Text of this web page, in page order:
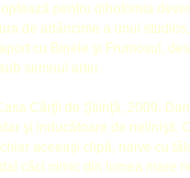
pentru dihotomia
de adâncime a unui
cu Binele şi Frumosul,
semnul artei.
Cărţii de Ştiinţă, 2009.
şi inducătoare de nelinişti.
aceeaşi clipă, naive cu
căci nimic din lumea mare